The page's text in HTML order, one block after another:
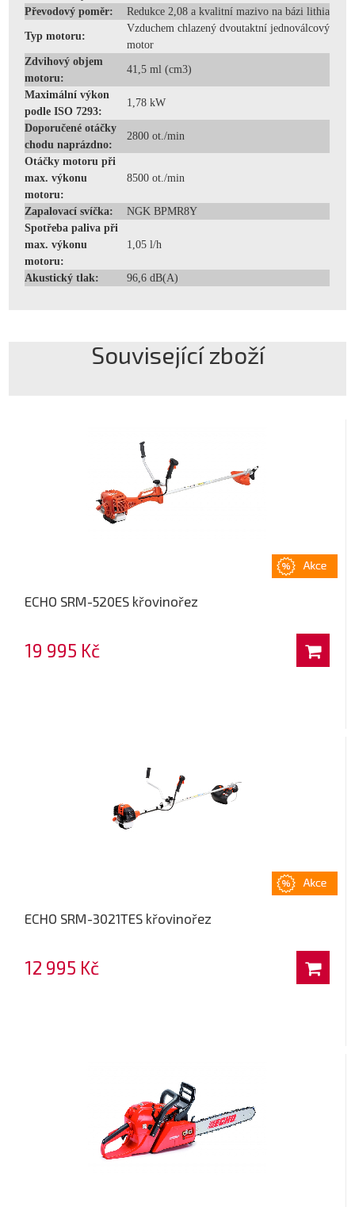
Převodový poměr:
Redukce 2,08 a kvalitní mazivo na bázi lithia
Typ motoru:
Vzduchem chlazený dvoutaktní jednoválcový
motor
Zdvihový objem
motoru:
41,5 ml (cm3)
Maximální výkon
podle ISO 7293:
1,78 kW
Doporučené otáčky
chodu naprázdno:
2800 ot./min
Otáčky motoru při
max. výkonu
motoru:
8500 ot./min
Zapalovací svíčka:
NGK BPMR8Y
Spotřeba paliva při
max. výkonu
motoru:
1,05 l/h
Akustický tlak: 96,6 dB(A)
Související zboží
ECHO SRM-520ES křovinořez
19 995 Kč
ECHO SRM-3021TES křovinořez
12 995 Kč